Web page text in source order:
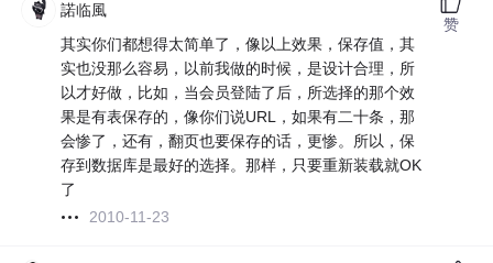
諾临風
其实你们都想得太简单了，像以上效果，保存值，其
实也没那么容易，以前我做的时候，是设计合理，所
以才好做，比如，当会员登陆了后，所选择的那个效
果是有表保存的，像你们说URL，如果有二十条，那
会惨了，还有，翻页也要保存的话，更惨。所以，保
存到数据库是最好的选择。那样，只要重新装载就OK
了
2010-11-23
赞